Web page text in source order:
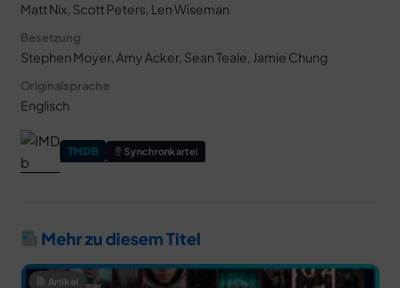
Matt Nix, Scott Peters, Len Wiseman
Besetzung
Stephen Moyer, Amy Acker, Sean Teale, Jamie Chung
Originalsprache
Englisch
TMDB Synchronkartei
Mehr zu diesem Titel
Artikel